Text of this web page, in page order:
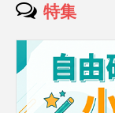
特集